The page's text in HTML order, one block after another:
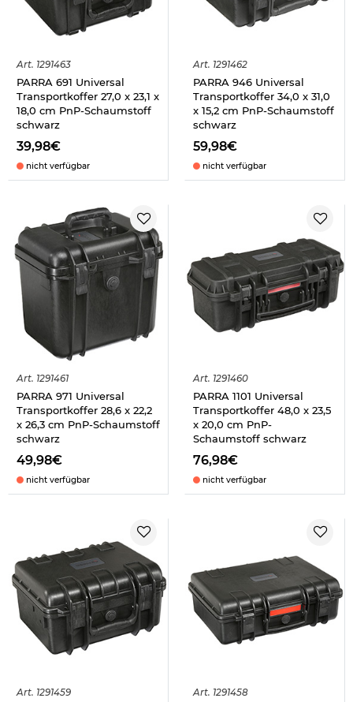
Art. 1291463
PARRA 691 Universal
Transportkoffer 27,0 x 23,1 x
18,0 cm PnP-Schaumstoff
schwarz
39,98€
nicht verfügbar
Art. 1291462
PARRA 946 Universal
Transportkoffer 34,0 x 31,0
x 15,2 cm PnP-Schaumstoff
schwarz
59,98€
nicht verfügbar
Art. 1291461
PARRA 971 Universal
Transportkoffer 28,6 x 22,2
x 26,3 cm PnP-Schaumstoff
schwarz
49,98€
nicht verfügbar
Art. 1291460
PARRA 1101 Universal
Transportkoffer 48,0 x 23,5
x 20,0 cm PnP-
Schaumstoff schwarz
76,98€
nicht verfügbar
Art. 1291459 Art. 1291458